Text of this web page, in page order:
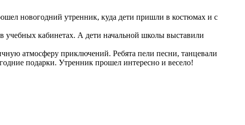
новогодний утренник, куда дети пришли в костюмах и с
учебных кабинетах. А дети начальной школы выставили
атмосферу приключений. Ребята пели песни, танцевали
подарки. Утренник прошел интересно и весело!